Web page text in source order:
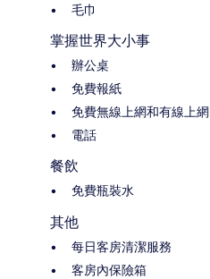
毛巾
掌握世界大小事
辦公桌
免費報紙
免費無線上網和有線上網
電話
餐飲
免費瓶裝水
其他
每日客房清潔服務
客房內保險箱